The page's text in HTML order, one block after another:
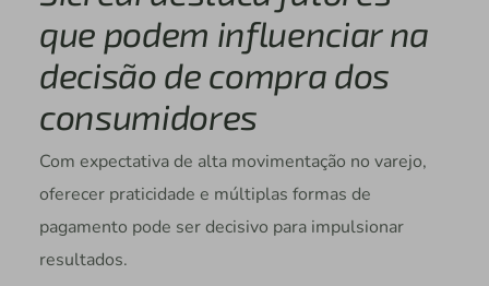
que podem influenciar na
decisão de compra dos
consumidores
Com expectativa de alta movimentação no varejo,
oferecer praticidade e múltiplas formas de
pagamento pode ser decisivo para impulsionar
resultados.